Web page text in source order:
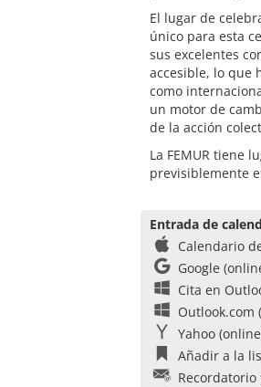
El lugar de
único para esta
sus excelentes
accesible, lo que
como
un motor de
de la acción
La FEMUR tiene
previsiblemente
Entrada de
Calendario
Google
Cita en
Outlook.com
Yahoo
Añadir a la